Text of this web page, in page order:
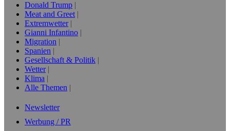
Donald Trump
Meat and Greet
Extremwetter
Gianni Infantino
Migration
Spanien
Gesellschaft & Politik
Wetter
Klima
Alle Themen
Newsletter
Werbung / PR